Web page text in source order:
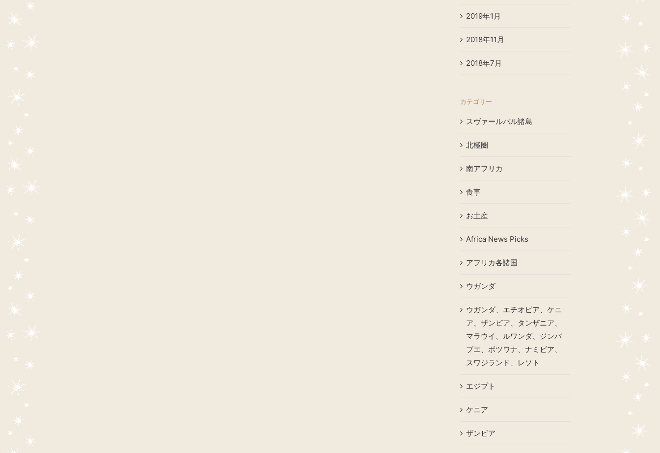
2019年1月
2018年11月
2018年7月
カテゴリー
スヴァールバル諸島
北極圏
南アフリカ
食事
お土産
Africa News Picks
アフリカ各諸国
ウガンダ
ウガンダ、エチオピア、ケニ
ア、ザンビア、タンザニア、
マラウイ、ルワンダ、ジンバ
ブエ、ボツワナ、ナミビア、
スワジランド、レソト
エジプト
ケニア
ザンビア